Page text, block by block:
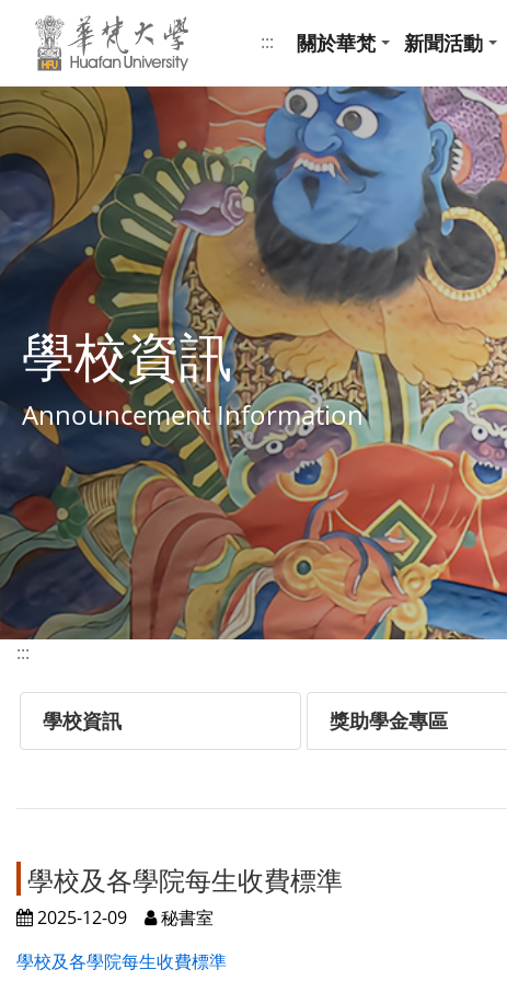
跳到頁面主要內容區
:::
關於華梵 新聞活動
學校資訊
Announcement Information
:::
學校資訊 獎助學金專區
學校及各學院每生收費標準
2025-12-09
秘書室
學校及各學院每生收費標準